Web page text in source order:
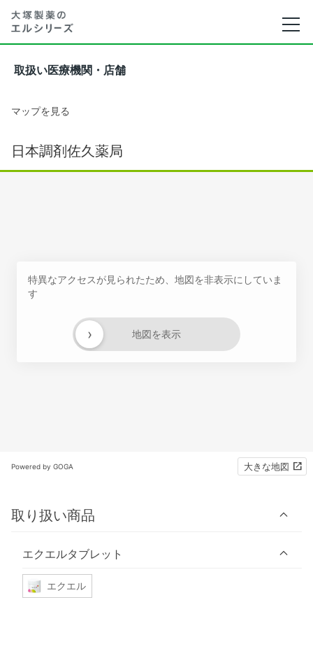
取扱い医療機関・店舗
マップを見る
日本調剤佐久薬局
特異なアクセスが見られたため、地図を非表示にしていま
す
地図を表示
›
Powered by GOGA 大きな地図
取り扱い商品
エクエルタブレット
エクエル